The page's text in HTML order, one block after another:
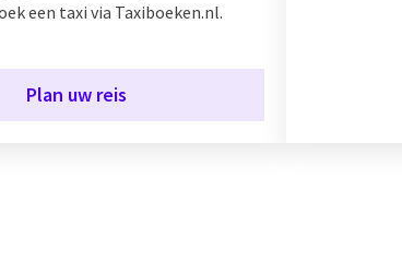
een taxi via Taxiboeken.nl.
Plan uw reis